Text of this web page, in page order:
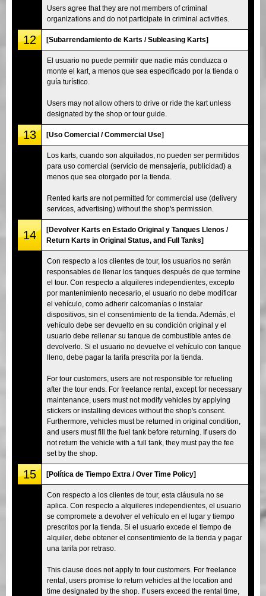
Users agree that they are not members of criminal
organizations and do not participate in criminal activities.
12 [Subarrendamiento de Karts / Subleasing Karts]
El usuario no puede permitir que nadie más conduzca o
monte el kart, a menos que sea especificado por la tienda o
guía turístico.
Users may not allow others to drive or ride the kart unless
designated by the shop or tour guide.
13 [Uso Comercial / Commercial Use]
Los karts, cuando son alquilados, no pueden ser permitidos
para uso comercial (servicio de mensajería, publicidad) a
menos que sea otorgado por la tienda.
Rented karts are not permitted for commercial use (delivery
services, advertising) without the shop's permission.
14
[Devolver Karts en Estado Original y Tanques Llenos /
Return Karts in Original Status, and Full Tanks]
Con respecto a los clientes de tour, los usuarios no serán
responsables de llenar los tanques después de que termine
el tour. Con respecto a alquileres independientes, excepto
por mantenimiento necesario, el usuario no debe modificar
el vehículo, como adherir calcomanías o instalar
dispositivos, sin el consentimiento de la tienda. Además, el
vehículo debe ser devuelto en su condición original y el
usuario debe rellenar su tanque de combustible antes de
devolverlo. Si el usuario no devuelve el vehículo con tanque
lleno, debe pagar la tarifa prescrita por la tienda.
For tour customers, users are not responsible for refueling
after the tour ends. For freelance rental, except for necessary
maintenance, users must not modify vehicles by applying
stickers or installing devices without the shop's consent.
Furthermore, vehicles must be returned in original condition,
and users must fill the fuel tank before returning. If users do
not return the vehicle with a full tank, they must pay the fee
set by the shop.
15 [Política de Tiempo Extra / Over Time Policy]
Con respecto a los clientes de tour, esta cláusula no se
aplica. Con respecto a alquileres independientes, el usuario
se compromete a devolver el vehículo en el lugar y tiempo
prescritos por la tienda. Si el usuario excede el tiempo de
alquiler, debe obtener el consentimiento de la tienda y pagar
una tarifa por retraso.
This clause does not apply to tour customers. For freelance
rental, users promise to return vehicles at the location and
time designated by the shop. If users exceed the rental time,